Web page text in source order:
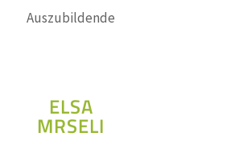
Auszubildende
ELSA
MRSELI